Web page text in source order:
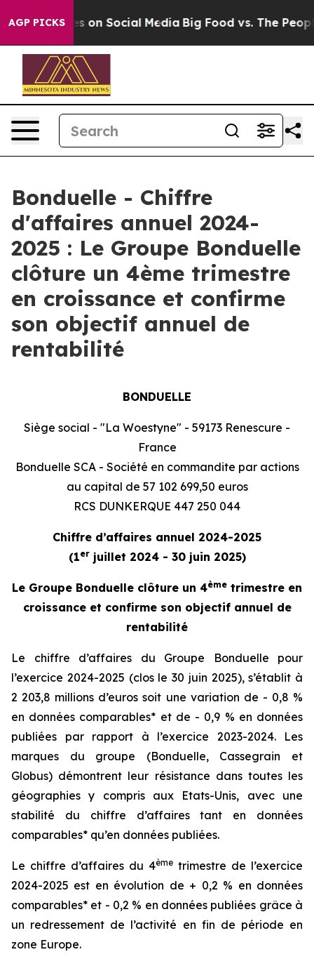
AGP PICKSon Social Media Big Food vs. The People. Big
Bonduelle - Chiffre
d'affaires annuel 2024-
2025 : Le Groupe Bonduelle
clôture un 4ème trimestre
en croissance et confirme
son objectif annuel de
rentabilité
BONDUELLE
Siège social - "La Woestyne" - 59173 Renescure -
France
Bonduelle SCA - Société en commandite par actions
au capital de 57 102 699,50 euros
RCS DUNKERQUE 447 250 044
Chiffre d’affaires annuel 2024-2025
(1erjuillet 2024 - 30 juin 2025)
Le Groupe Bonduelle clôture un 4ème trimestre en
croissance et confirme son objectif annuel de
rentabilité
Le chiffre d’affaires du Groupe Bonduelle pour
l’exercice 2024-2025 (clos le 30 juin 2025), s’établit à
2 203,8 millions d’euros soit une variation de - 0,8 %
en données comparables* et de - 0,9 % en données
publiées par rapport à l’exercice 2023-2024. Les
marques du groupe (Bonduelle, Cassegrain et
Globus) démontrent leur résistance dans toutes les
géographies y compris aux Etats-Unis, avec une
stabilité du chiffre d’affaires tant en données
comparables* qu’en données publiées.
Le chiffre d’affaires du 4ème trimestre de l’exercice
2024-2025 est en évolution de + 0,2 % en données
comparables* et - 0,2 % en données publiées grâce à
un redressement de l’activité en fin de période en
zone Europe.